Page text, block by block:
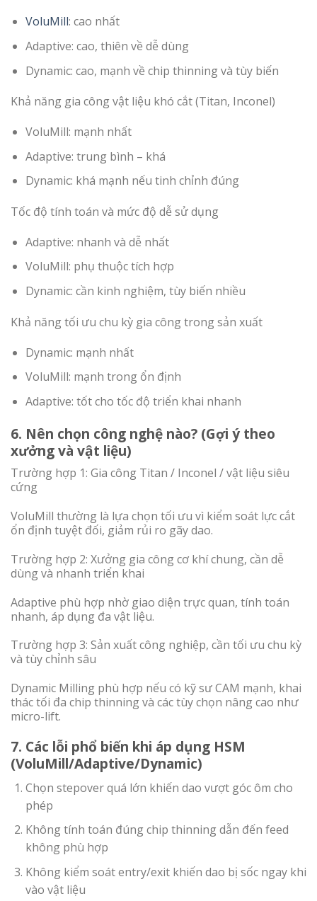
VoluMill: cao nhất
Adaptive: cao, thiên về dễ dùng
Dynamic: cao, mạnh về chip thinning và tùy biến
Khả năng gia công vật liệu khó cắt (Titan, Inconel)
VoluMill: mạnh nhất
Adaptive: trung bình – khá
Dynamic: khá mạnh nếu tinh chỉnh đúng
Tốc độ tính toán và mức độ dễ sử dụng
Adaptive: nhanh và dễ nhất
VoluMill: phụ thuộc tích hợp
Dynamic: cần kinh nghiệm, tùy biến nhiều
Khả năng tối ưu chu kỳ gia công trong sản xuất
Dynamic: mạnh nhất
VoluMill: mạnh trong ổn định
Adaptive: tốt cho tốc độ triển khai nhanh
6. Nên chọn công nghệ nào? (Gợi ý theo
xưởng và vật liệu)
Trường hợp 1: Gia công Titan / Inconel / vật liệu siêu
cứng
VoluMill thường là lựa chọn tối ưu vì kiểm soát lực cắt
ổn định tuyệt đối, giảm rủi ro gãy dao.
Trường hợp 2: Xưởng gia công cơ khí chung, cần dễ
dùng và nhanh triển khai
Adaptive phù hợp nhờ giao diện trực quan, tính toán
nhanh, áp dụng đa vật liệu.
Trường hợp 3: Sản xuất công nghiệp, cần tối ưu chu kỳ
và tùy chỉnh sâu
Dynamic Milling phù hợp nếu có kỹ sư CAM mạnh, khai
thác tối đa chip thinning và các tùy chọn nâng cao như
micro-lift.
7. Các lỗi phổ biến khi áp dụng HSM
(VoluMill/Adaptive/Dynamic)
Chọn stepover quá lớn khiến dao vượt góc ôm cho
phép
Không tính toán đúng chip thinning dẫn đến feed
không phù hợp
Không kiểm soát entry/exit khiến dao bị sốc ngay khi
vào vật liệu